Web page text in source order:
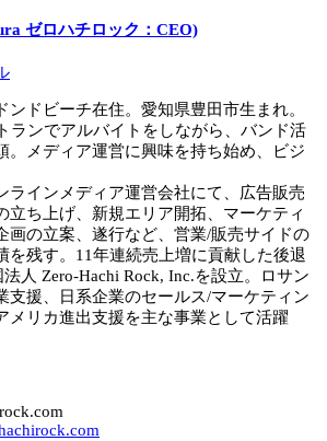
ゼロハチロック：CEO)
ンドビーチ在住。愛知県豊田市生まれ。
ランでアルバイトをしながら、バンド活
。メディア運営に興味を持ち始め、ビジ
ラインメディア運営会社にて、広告販売
立ち上げ、新規エリア開拓、マーケティ
画の立案、遂行など、営業/販売サイドの
を残す。11年連続売上増に貢献した後退
人 Zero-Hachi Rock, Inc.を設立。ロサン
支援、日系企業のセールス/マーケティン
メリカ進出支援を主な事業として活躍